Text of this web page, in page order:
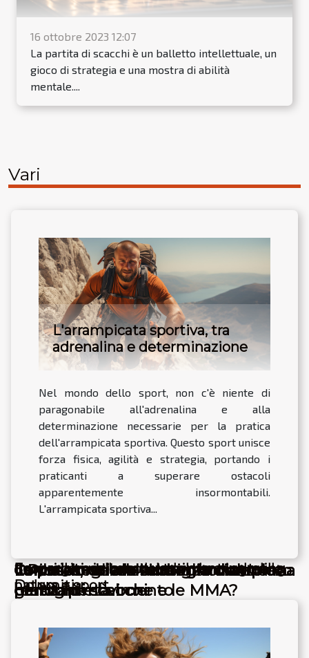
Immergiti nella natura con lo snorkeling
Escursione in canoa, un'avventura tra
natura e sport
Scopri l'emozione del trail running nelle
Dolomiti
Come scegliere l'abbigliamento
giusto per la boxe e le MMA?
Il mondo del calcio amatoriale: una
realtà in movimento
La passione e la strategia dietro una
partita di scacchi
Il Pilates, un allenamento completo
per ogni età
La passione e la strategia dietro una
partita di scacchi
16 ottobre 2023 12:07
La partita di scacchi è un balletto intellettuale, un
gioco di strategia e una mostra di abilità
mentale....
Vari
L'arrampicata sportiva, tra
adrenalina e determinazione
Nel mondo dello sport, non c'è niente di
paragonabile all'adrenalina e alla
determinazione necessarie per la pratica
dell'arrampicata sportiva. Questo sport unisce
forza fisica, agilità e strategia, portando i
praticanti a superare ostacoli
apparentemente insormontabili.
L'arrampicata sportiva...